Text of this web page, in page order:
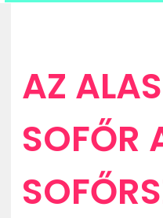
AZ
SOFŐR